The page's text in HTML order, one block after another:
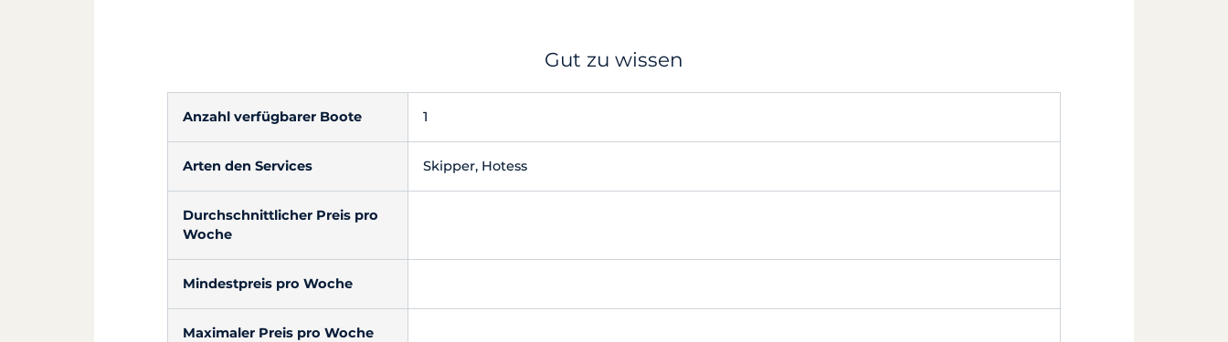
Gut zu wissen
Anzahl verfügbarer Boote 1
Arten den Services Skipper, Hotess
Durchschnittlicher Preis pro
Woche
Mindestpreis pro Woche
Maximaler Preis pro Woche